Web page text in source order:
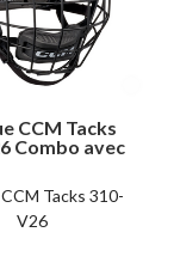
CCM Tacks
Combo avec
Tacks 310-
V26